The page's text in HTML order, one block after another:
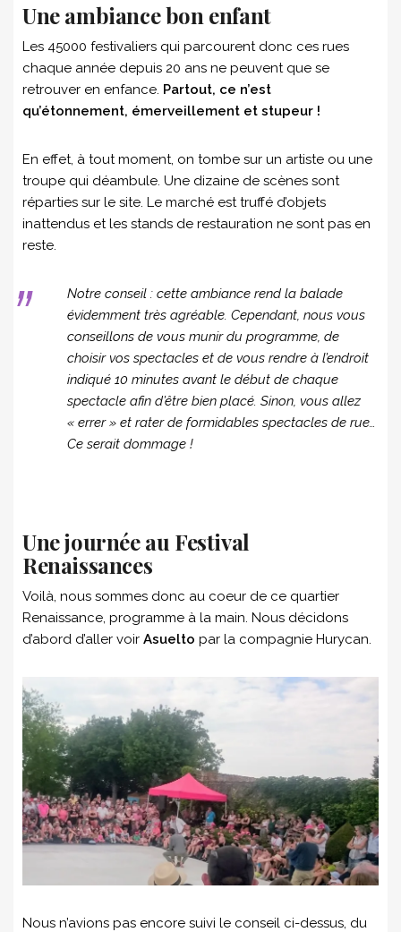
Une ambiance bon enfant
Les 45000 festivaliers qui parcourent donc ces rues
chaque année depuis 20 ans ne peuvent que se
retrouver en enfance. Partout, ce n’est
qu’étonnement, émerveillement et stupeur !
En effet, à tout moment, on tombe sur un artiste ou une
troupe qui déambule. Une dizaine de scènes sont
réparties sur le site. Le marché est truffé d’objets
inattendus et les stands de restauration ne sont pas en
reste.
Notre conseil : cette ambiance rend la balade
évidemment très agréable. Cependant, nous vous
conseillons de vous munir du programme, de
choisir vos spectacles et de vous rendre à l’endroit
indiqué 10 minutes avant le début de chaque
spectacle afin d’être bien placé. Sinon, vous allez
« errer » et rater de formidables spectacles de rue…
Ce serait dommage !
Une journée au Festival
Renaissances
Voilà, nous sommes donc au coeur de ce quartier
Renaissance, programme à la main. Nous décidons
d’abord d’aller voir Asuelto par la compagnie Hurycan.
Nous n’avions pas encore suivi le conseil ci-dessus, du